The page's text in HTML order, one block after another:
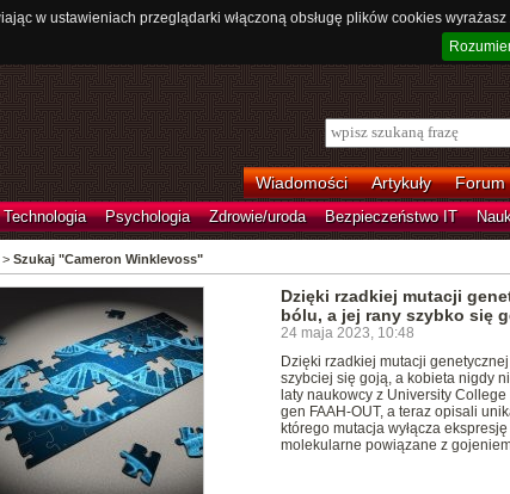
w ustawieniach przeglądarki włączoną obsługę plików cookies
Wiadomości Artykuły Forum
Technologia Psychologia Zdrowie/uroda Bezpieczeństwo IT
Szukaj "Cameron Winklevoss"
Dzięki rzadkiej mutacji
bólu, a jej rany szybko się
24 maja 2023, 10:48
Dzięki rzadkiej mutacji
szybciej się goją, a kobieta nigdy
laty naukowcy z University
gen FAAH-OUT, a teraz opisali
którego mutacja wyłącza
molekularne powiązane z